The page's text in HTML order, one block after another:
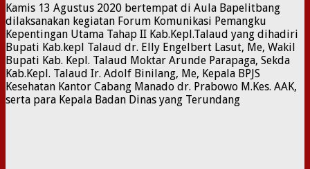
Kamis 13 Agustus 2020 bertempat di Aula Bapelitbang
dilaksanakan kegiatan Forum Komunikasi Pemangku
Kepentingan Utama Tahap II Kab.Kepl.Talaud yang dihadiri
Bupati Kab.kepl Talaud dr. Elly Engelbert Lasut, Me, Wakil
Bupati Kab. Kepl. Talaud Moktar Arunde Parapaga, Sekda
Kab.Kepl. Talaud Ir. Adolf Binilang, Me, Kepala BPJS
Kesehatan Kantor Cabang Manado dr. Prabowo M.Kes. AAK,
serta para Kepala Badan Dinas yang Terundang